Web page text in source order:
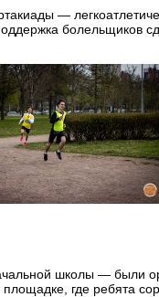
—
болельщиков
школы — были
где ребята